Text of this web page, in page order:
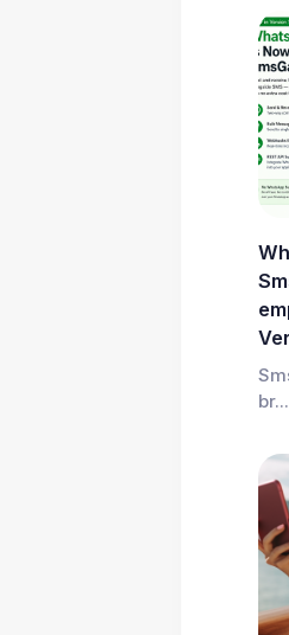
br...